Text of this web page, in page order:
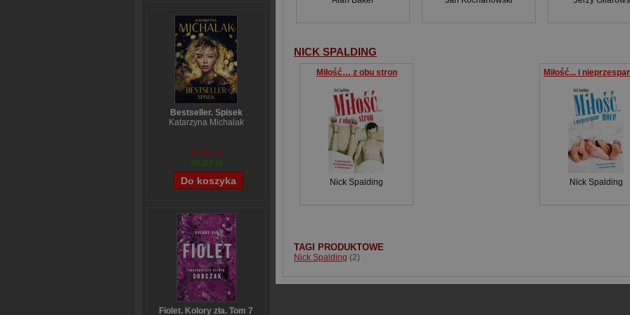
Bestseller. Spisek
Katarzyna Michalak
59,84 zł
48,07 zł
Fiolet. Kolory zła. Tom 7
NICK SPALDING
Miłość… z obu stron
Nick Spalding Nick Spalding
TAGI PRODUKTOWE
Nick Spalding (2)